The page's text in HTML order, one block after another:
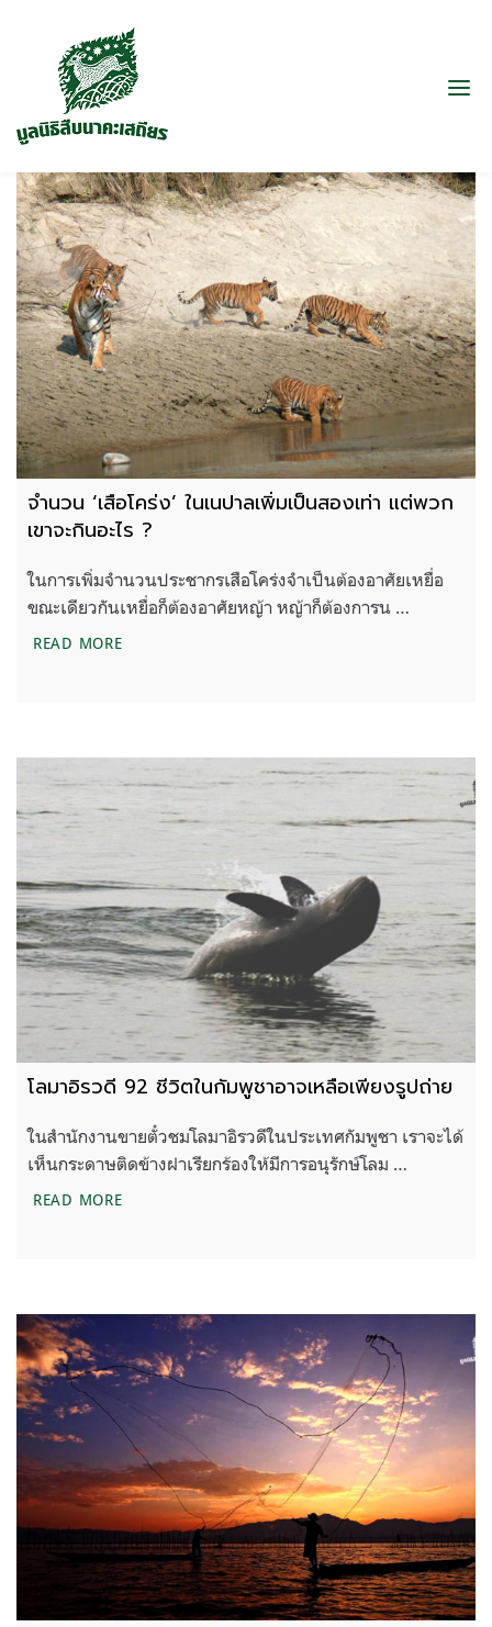
จำนวน ‘เสือโคร่ง’ ในเนปาลเพิ่มเป็นสองเท่า แต่พวก
เขาจะกินอะไร ?
ในการเพิ่มจำนวนประชากรเสือโคร่งจำเป็นต้องอาศัยเหยื่อ
ขณะเดียวกันเหยื่อก็ต้องอาศัยหญ้า หญ้าก็ต้องการน …
READ MOREจำนวน ‘เสือโคร่ง’ ในเนปาลเพิ่มเป็นสองเท่า แต่พวกเ
โลมาอิรวดี 92 ชีวิตในกัมพูชาอาจเหลือเพียงรูปถ่าย
ในสำนักงานขายตั๋วชมโลมาอิรวดีในประเทศกัมพูชา เราจะได้
เห็นกระดาษติดข้างฝาเรียกร้องให้มีการอนุรักษ์โลม …
READ MOREโลมาอิรวดี 92 ชีวิตในกัมพูชาอาจเหลือเพียงรูปถ่าย